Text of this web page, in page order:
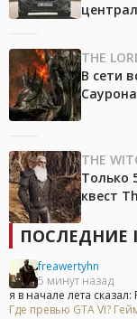
THE
В сети
THE
Только
квест
ПОСЛЕДНИЕ
freawertyhn
5 минут назад
я в начале лета
Где превью GTA VI?